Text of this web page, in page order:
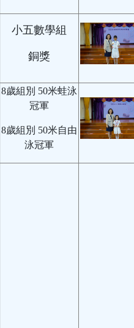
小五數學組
銅獎
8歲組別 50米蛙泳
冠軍
8歲組別 50米自由
泳冠軍